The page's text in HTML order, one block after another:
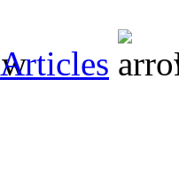
Articles